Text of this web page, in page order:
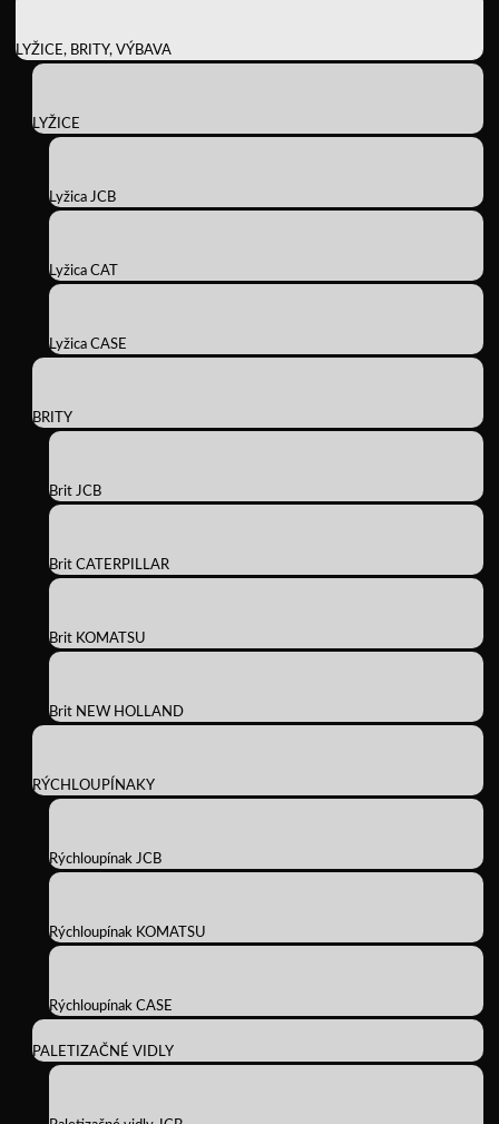
LYŽICE, BRITY, VÝBAVA
LYŽICE
Lyžica JCB
Lyžica CAT
Lyžica CASE
BRITY
Brit JCB
Brit CATERPILLAR
Brit KOMATSU
Brit NEW HOLLAND
RÝCHLOUPÍNAKY
Rýchloupínak JCB
Rýchloupínak KOMATSU
Rýchloupínak CASE
PALETIZAČNÉ VIDLY